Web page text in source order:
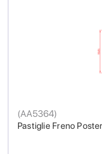
Pastiglie Freno
(AA5364)